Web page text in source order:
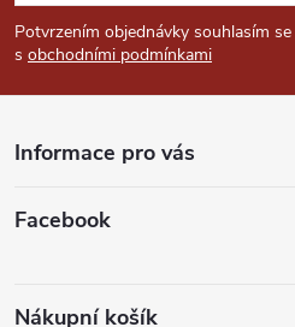
p
a
Potvrzením objednávky souhlasím se
s obchodními podmínkami
Informace pro vás
Facebook
Nákupní košík